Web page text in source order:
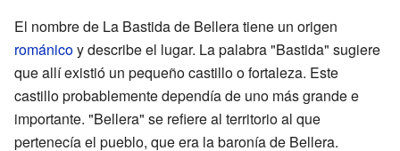
El nombre de La Bastida de Bellera tiene un origen
románicoy describe el lugar. La palabra "Bastida" sugiere
que allí existió un pequeño castillo o fortaleza. Este
castillo probablemente dependía de uno más grande e
importante. "Bellera" se refiere al territorio al que
pertenecía el pueblo, que era la baronía de Bellera.